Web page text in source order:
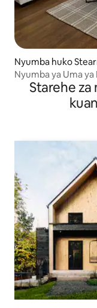
Nyumba huko
Nyumba ya Uma ya
Starehe za